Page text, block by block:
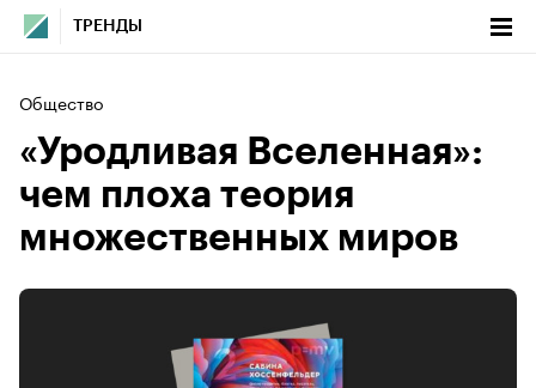
ТРЕНДЫ
Общество
«Уродливая Вселенная»:
чем плоха теория
множественных миров